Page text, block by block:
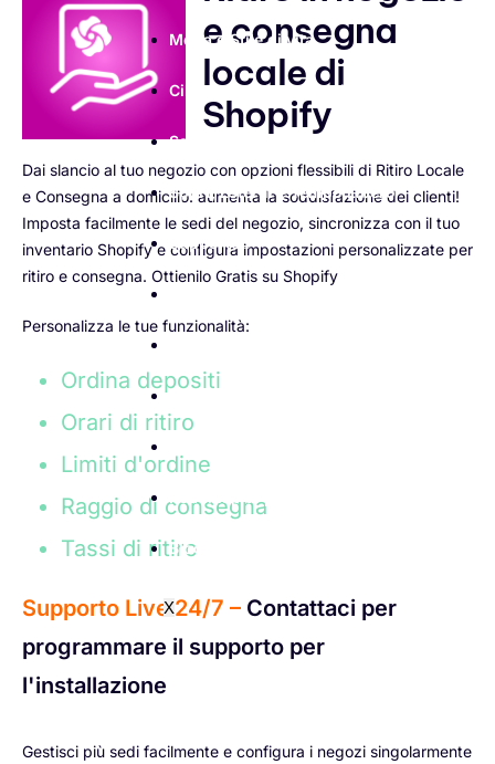
Moda e Stile di vita
Cibo, bevande e generi alimentari
Salute, Benessere e Cura della Persona
Sport, Esterni e Tempo Libero
Supporto
Contattaci
Blog
X
e consegna
locale di
Shopify
Dai slancio al tuo negozio con opzioni flessibili di Ritiro Locale
e Consegna a domicilio: aumenta la soddisfazione dei clienti!
Imposta facilmente le sedi del negozio, sincronizza con il tuo
inventario Shopify e configura impostazioni personalizzate per
ritiro e consegna. Ottienilo Gratis su Shopify
Personalizza le tue funzionalità:
Ordina depositi
Orari di ritiro
Limiti d'ordine
Raggio di consegna
Tassi di ritiro
Supporto Live 24/7 – Contattaci per
programmare il supporto per
l'installazione
Gestisci più sedi facilmente e configura i negozi singolarmente